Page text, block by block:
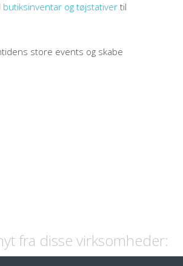
butiksinventar og tøjstativer til
store events og skabe
fra disse virksomheder: